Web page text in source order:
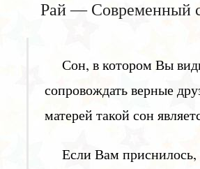
Рай — Современный
Сон, в котором Вы
сопровождать верные
матерей такой сон
Если Вам приснилось,